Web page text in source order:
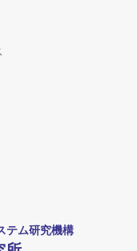
テム研究機構